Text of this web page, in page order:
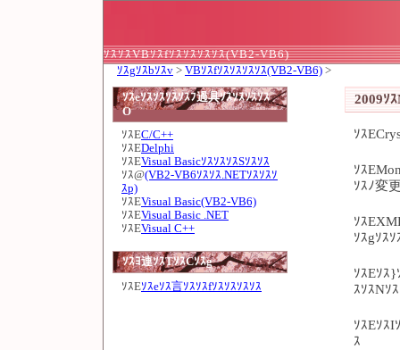
ｿｽｿｽVBｿｽfｿｽｿｽｿｽｿｽ(VB2-VB6)
ｿｽgｿｽbｿｽv > VBｿｽfｿｽｿｽｿｽｿｽ(VB2-VB6) >
ｿｽeｿｽｿｽｿｽｿｽﾌ過具ｿｽｿｽｿｽｿｽ
O
ｿｽEC/C++
ｿｽEDelphi
ｿｽEVisual BasicｿｽｿｽｿｽSｿｽｿｽ
ｿｽ@(VB2-VB6ｿｽｿｽ.NETｿｽｿｽｿ
ｽp)
ｿｽEVisual Basic(VB2-VB6)
ｿｽEVisual Basic .NET
ｿｽEVisual C++
ｿｽﾖ連ｿｽTｿｽCｿｽg
ｿｽEｿｽeｿｽ言ｿｽｿｽfｿｽｿｽｿｽｿｽ
2009ｿ
ｿｽ
ｿｽ
ｿｽﾉ変
ｿｽ
ｿｽgｿｽ
ｿｽEｿｽ}
ｽｿｽNｿ
ｿｽEｿｽI
ｽ